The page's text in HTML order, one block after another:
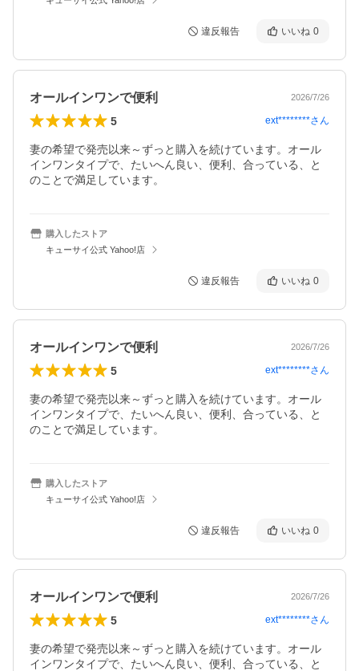
違反報告 いいね 0
オールインワンで便利 2026/7/26
5 ext********さん
妻の希望で発売以来～ずっと購入を続けています。オール
インワンタイプで、たいへん良い、便利、合っている、と
のことで満足しています。
購入したストア
キューサイ公式 Yahoo!店
違反報告 いいね 0
オールインワンで便利 2026/7/26
5 ext********さん
妻の希望で発売以来～ずっと購入を続けています。オール
インワンタイプで、たいへん良い、便利、合っている、と
のことで満足しています。
購入したストア
キューサイ公式 Yahoo!店
違反報告 いいね 0
オールインワンで便利 2026/7/26
5 ext********さん
妻の希望で発売以来～ずっと購入を続けています。オール
インワンタイプで、たいへん良い、便利、合っている、と